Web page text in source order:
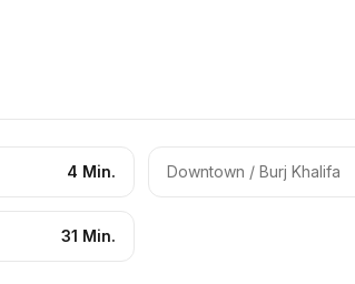
4 Min. Downtown / Burj Khalifa
31 Min.